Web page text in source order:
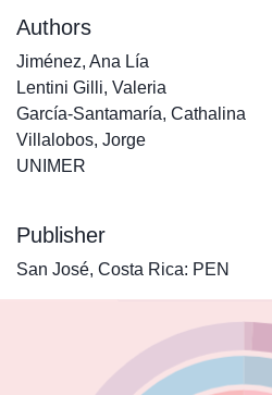
Authors
Jiménez, Ana Lía
Lentini Gilli, Valeria
García-Santamaría, Cathalina
Villalobos, Jorge
UNIMER
Publisher
San José, Costa Rica: PEN